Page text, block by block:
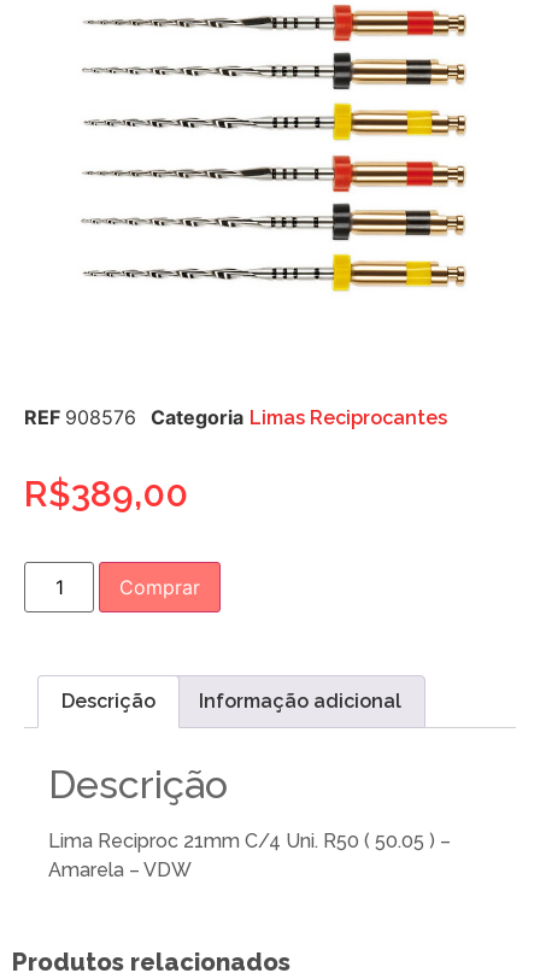
REF 908576 Categoria Limas Reciprocantes
R$389,00
Comprar
Descrição Informação adicional
Descrição
Lima Reciproc 21mm C/4 Uni. R50 ( 50.05 ) –
Amarela – VDW
Produtos relacionados